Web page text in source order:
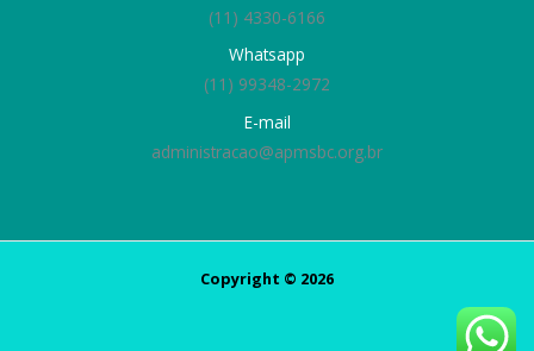
(11) 4330-6166
Whatsapp
(11) 99348-2972
E-mail
administracao@apmsbc.org.br
Copyright © 2026